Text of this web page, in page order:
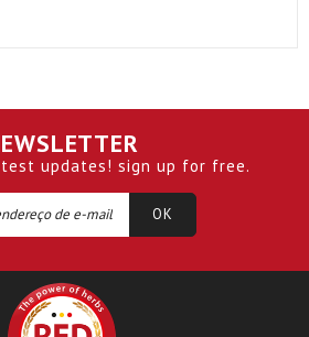
updates! sign up for free.